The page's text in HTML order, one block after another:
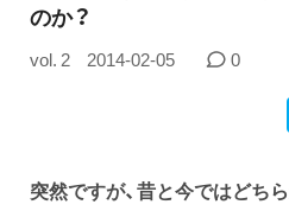
のか？
vol. 2 2014-02-05 0
突然ですが、昔と今ではどち